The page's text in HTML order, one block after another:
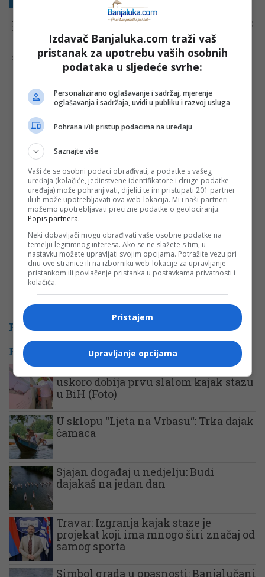
NAPOMENA:
Komentari odražavaju stavove njihovih autora, a ne nužno i stavove internet portala Banjaluka.com. Molimo korisnike da se suzdrže od
vrijeđanja, psovanja i vulgarnog izražavanja. Portal Banjaluka.com zadržava pravo da obriše komentar bez najave i objašnjenja. Zbog velikog broja
komentara Banjaluka.com nije dužan obrisati sve komentare koji krše pravila. Kao čitalac takođe prihvatate mogućnost da među komentarima mogu
biti pronađeni sadržaji koji mogu biti u suprotnosti sa vašim vjerskim, moralnim i drugim načelima i uvjerenjima.
Šta mislite o ovoj temi?
obavezna!
Ime
Email*
Komentar
PROMO
POVEZANE VIJESTI
Istorijski korak za grad: Banjaluka
uskoro dobija prvu slalom kajak stazu
u BiH (Foto)
U sklopu “Ljeta na Vrbasu“: Trka dajak
čamaca
Sjajan događaj u nedjelju: Budi
dajakaš na jedan dan
Travar: Izgranja kajak staze je
projekat koji ima mnogo širi značaj od
samog sporta
Simbol grada u opasnosti: Banjalučani
Izdavač Banjaluka.com traži vaš
pristanak za upotrebu vaših osobnih
podataka u sljedeće svrhe:
Personalizirano oglašavanje i sadržaj, mjerenje
oglašavanja i sadržaja, uvidi u publiku i razvoj usluga
Pohrana i/ili pristup podacima na uređaju
Saznajte više
Vaši će se osobni podaci obrađivati, a podatke s vašeg
uređaja (kolačiće, jedinstvene identifikatore i druge podatke
uređaja) može pohranjivati, dijeliti te im pristupati 201 partner
ili ih može upotrebljavati ova web-lokacija. Mi i naši partneri
možemo upotrebljavati precizne podatke o geolociranju.
Popis partnera.
Neki dobavljači mogu obrađivati vaše osobne podatke na
temelju legitimnog interesa. Ako se ne slažete s tim, u
nastavku možete upravljati svojim opcijama. Potražite vezu pri
dnu ove stranice ili na izborniku web-lokacije za upravljanje
pristankom ili povlačenje pristanka u postavkama privatnosti i
kolačića.
Pristajem
Upravljanje opcijama